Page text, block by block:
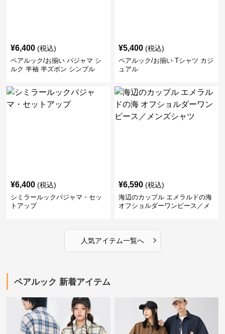
¥6,400 (税込)
ペアルック/お揃い パジャマ シ
ルク 半袖 半ズボン シンプル
¥5,400 (税込)
ペアルック/お揃い Tシャツ カジ
ュアル
¥6,400 (税込)
シミラールックパジャマ・セッ
トアップ
¥6,590 (税込)
海辺のカップル エメラルドの海
オフショルダーワンピース／メ
人気アイテム一覧へ ›
ペアルック 新着アイテム